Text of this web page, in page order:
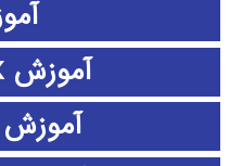
آموزش 3D MAX
آموزش abaqus